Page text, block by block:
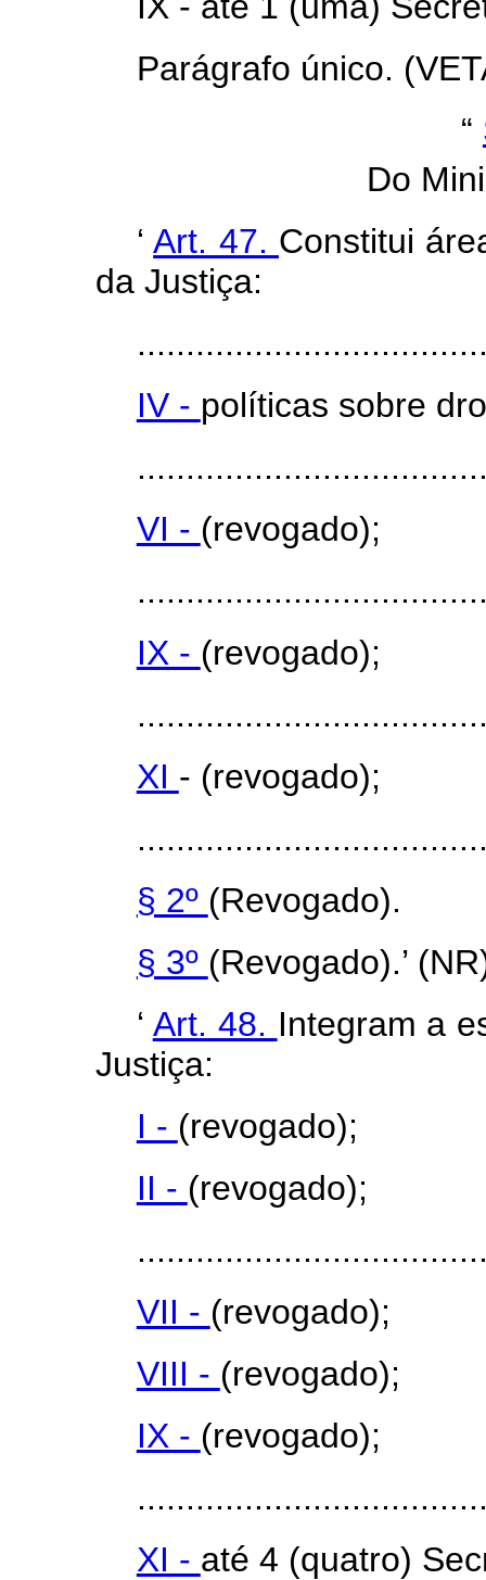
Parágrafo único.
“
Do
‘Art. 47. Constitui
da Justiça:
IV - políticas sobre
VI - (revogado);
IX - (revogado);
XI - (revogado);
§ 2º (Revogado).
§ 3º (Revogado).’
‘ Art. 48. Integram a
Justiça:
I - (revogado);
II - (revogado);
VII - (revogado);
VIII - (revogado);
IX - (revogado);
XI - até 4 (quatro)